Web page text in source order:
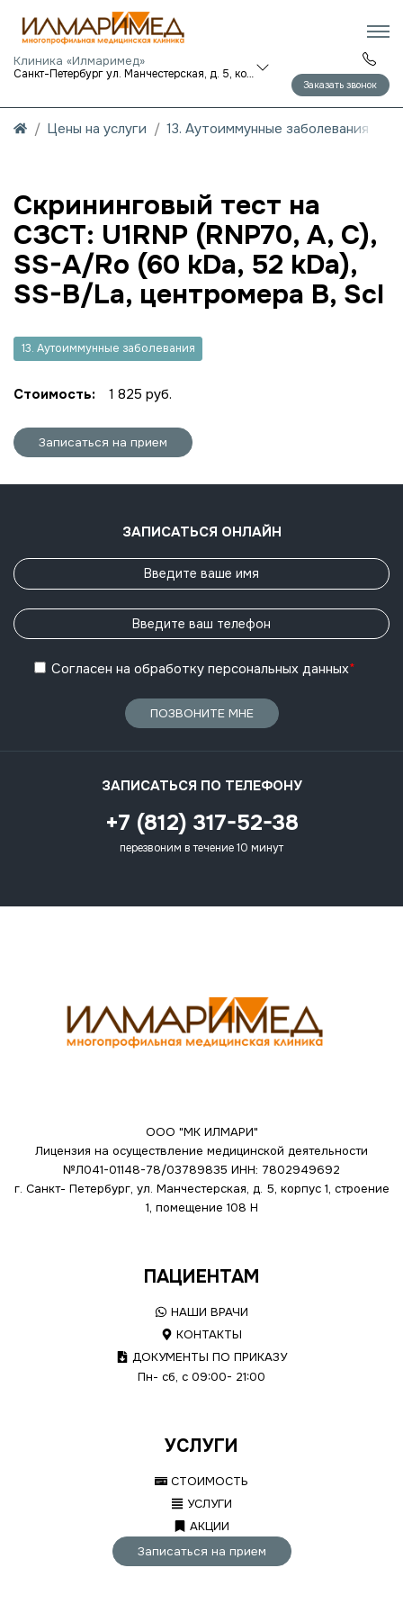
Клиника «Илмаримед»
Санкт-Петербург ул. Манчестерская, д. 5, корп. 1
Заказать звонок
Цены на услуги 13. Аутоиммунные заболевания
Скрининговый тест на
СЗСТ: U1RNP (RNP70, A, C),
SS-A/Ro (60 kDa, 52 kDa),
SS-B/La, центромера В, Scl
13. Аутоиммунные заболевания
Стоимость: 1 825 руб.
Записаться на прием
ЗАПИСАТЬСЯ ОНЛАЙН
Согласен на обработку персональных данных*
ПОЗВОНИТЕ МНЕ
ЗАПИСАТЬСЯ ПО ТЕЛЕФОНУ
+7 (812) 317-52-38
перезвоним в течение 10 минут
ООО "МК ИЛМАРИ"
Лицензия на осуществление медицинской деятельности
№Л041-01148-78/03789835 ИНН: 7802949692
г. Санкт- Петербург, ул. Манчестерская, д. 5, корпус 1, строение
1, помещение 108 Н
ПАЦИЕНТАМ
НАШИ ВРАЧИ
КОНТАКТЫ
ДОКУМЕНТЫ ПО ПРИКАЗУ
Пн- сб, с 09:00- 21:00
УСЛУГИ
СТОИМОСТЬ
УСЛУГИ
АКЦИИ
Записаться на прием